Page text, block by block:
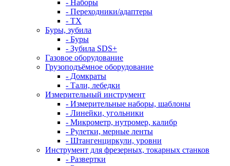
- Наборы
- Переходники/адаптеры
- ТX
Буры, зубила
- Буры
- Зубила SDS+
Газовое оборудование
Грузоподъёмное оборудование
- Домкраты
- Тали, лебедки
Измерительный инструмент
- Измерительные наборы, шаблоны
- Линейки, угольники
- Микрометр, нутромер, калибр
- Рулетки, мерные ленты
- Штангенциркули, уровни
Инструмент для фрезерных, токарных станков
- Развертки